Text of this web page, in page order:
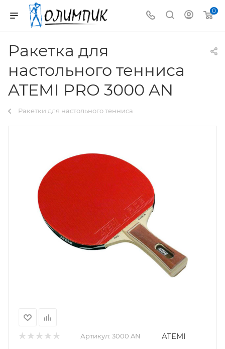
0
Ракетка для
настольного тенниса
ATEMI PRO 3000 AN
Ракетки для настольного тенниса
Артикул: 3000 AN ATEMI